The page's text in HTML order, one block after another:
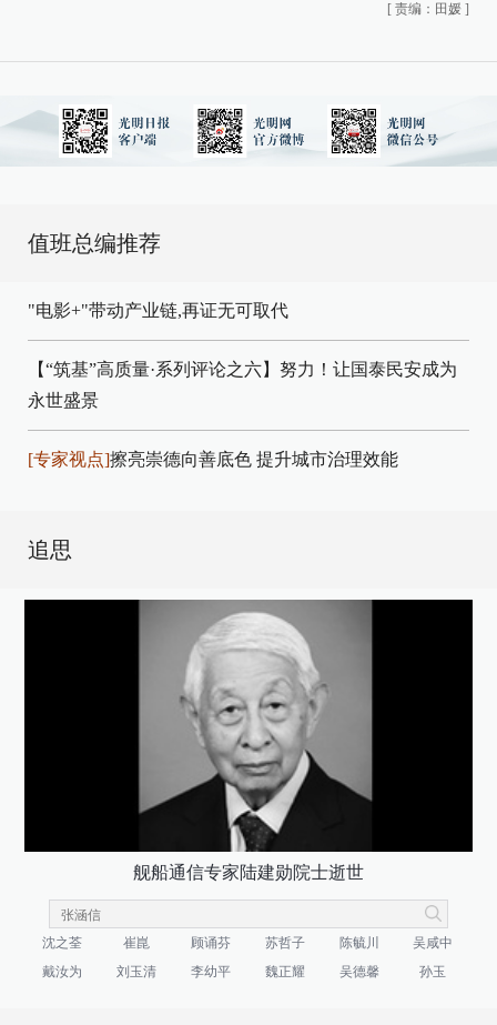
[ 责编：田媛 ]
值班总编推荐
"电影+"带动产业链,再证无可取代
【“筑基”高质量·系列评论之六】努力！让国泰民安成为
永世盛景
[专家视点]擦亮崇德向善底色 提升城市治理效能
追思
舰船通信专家陆建勋院士逝世
沈之荃 崔崑 顾诵芬 苏哲子 陈毓川
吴咸中
戴汝为
刘玉清 李幼平 魏正耀 吴德馨 孙玉